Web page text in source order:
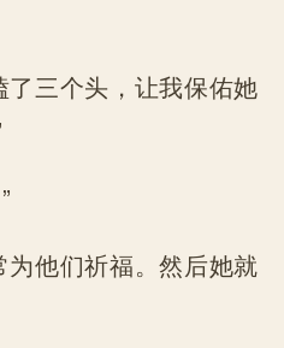
了三个头，让我保佑她
为他们祈福。然后她就